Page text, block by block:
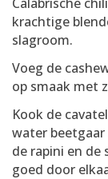
krachtige
slagroom.
Voeg de
op smaak met
Kook de
water
de rapini en de
goed door